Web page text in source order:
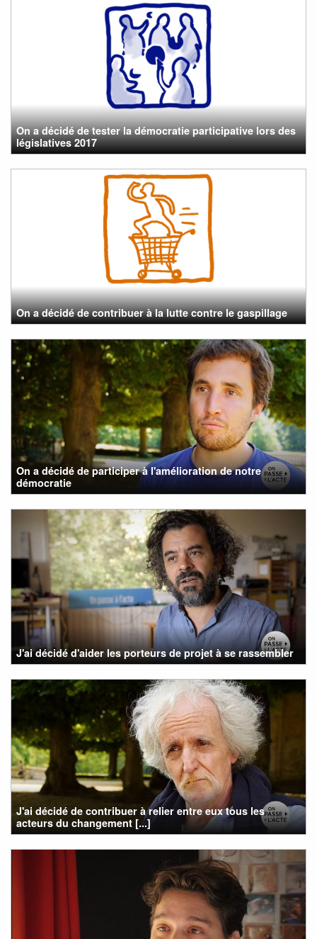
On a décidé de tester la démocratie participative lors des
législatives 2017
On a décidé de contribuer à la lutte contre le gaspillage
On a décidé de participer à l'amélioration de notre
démocratie
J'ai décidé d'aider les porteurs de projet à se rassembler
J'ai décidé de contribuer à relier entre eux tous les
acteurs du changement [...]